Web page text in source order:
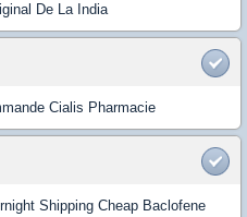
De La India
Cialis Pharmacie
Shipping Cheap Baclofene